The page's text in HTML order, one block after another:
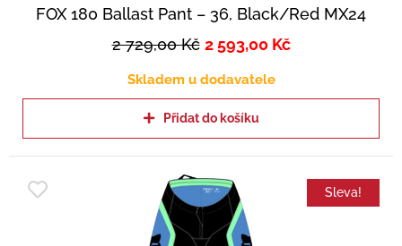
FOX 180 Ballast Pant – 36, Black/Red MX24
2 729,00Kč 2 593,00 Kč
Skladem u dodavatele
Přidat do košíku
Sleva!